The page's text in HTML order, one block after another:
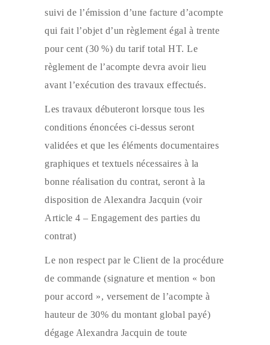
suivi de l’émission d’une facture d’acompte
qui fait l’objet d’un règlement égal à trente
pour cent (30 %) du tarif total HT. Le
règlement de l’acompte devra avoir lieu
avant l’exécution des travaux effectués.
Les travaux débuteront lorsque tous les
conditions énoncées ci-dessus seront
validées et que les éléments documentaires
graphiques et textuels nécessaires à la
bonne réalisation du contrat, seront à la
disposition de Alexandra Jacquin (voir
Article 4 – Engagement des parties du
contrat)
Le non respect par le Client de la procédure
de commande (signature et mention « bon
pour accord », versement de l’acompte à
hauteur de 30% du montant global payé)
dégage Alexandra Jacquin de toute